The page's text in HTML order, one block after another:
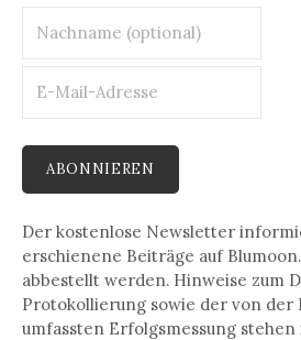
Der kostenlose Newsletter
erschienene Beiträge auf
abbestellt werden. Hinweise zum
Protokollierung sowie der von der
umfassten Erfolgsmessung